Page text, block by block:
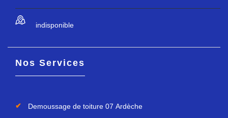
indisponible
Nos Services
Demoussage de toiture 07 Ardèche